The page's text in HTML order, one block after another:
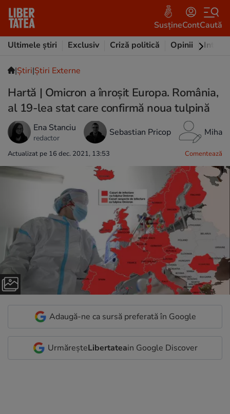
SusțineContCaută
Ultimele știri
Exclusiv Criză politică Opinii
|Ştiri|Știri Externe
Hartă | Omicron a înroșit Europa. România,
al 19-lea stat care confirmă noua tulpină
Ena Stanciu
redactor Sebastian Pricop
Actualizat pe 16 dec. 2021, 13:53 Comentează
Adaugă-ne ca sursă preferată în Google
UrmăreșteLibertateain Google Discover